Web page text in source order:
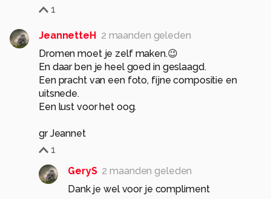
1
JeannetteH
2 maanden geleden
Dromen moet je zelf maken.😉
En daar ben je heel goed in geslaagd.
Een pracht van een foto, fijne compositie en
uitsnede.
Een lust voor het oog.
gr Jeannet
1
GeryS 2 maanden geleden
Dank je wel voor je compliment